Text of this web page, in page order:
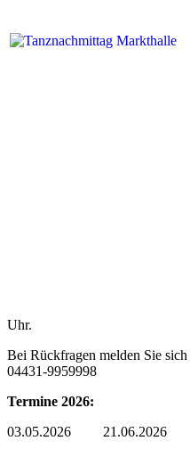
Uhr.
Bei Rückfragen melden Sie
04431-9959998
Termine 2026:
03.05.2026 21.06.2026